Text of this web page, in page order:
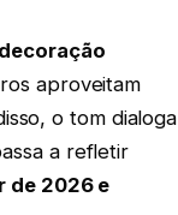
aproveitam
o tom dialoga
a refletir
de 2026 e